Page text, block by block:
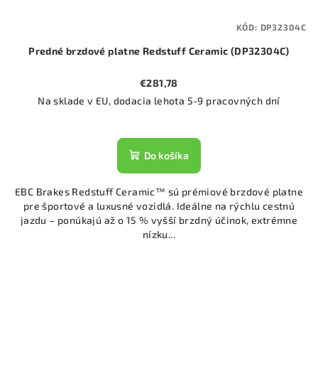
Predné brzdové platne Redstuff Ceramic (DP32304C)
€281,78
Na sklade v EU, dodacia lehota 5-9 pracovných dní
Do košíka
EBC Brakes Redstuff Ceramic™ sú prémiové brzdové platne
pre športové a luxusné vozidlá. Ideálne na rýchlu cestnú
jazdu – ponúkajú až o 15 % vyšší brzdný účinok, extrémne
nízku...
KÓD: DP32304C